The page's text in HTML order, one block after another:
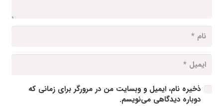
ذخیره نام، ایمیل و وبسایت من در مرورگر برای زمانی که
دوباره دیدگاهی می‌نویسم.